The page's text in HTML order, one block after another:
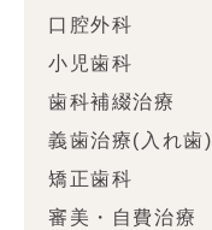
口腔外科
小児歯科
歯科補綴治療
義歯治療(入れ歯)
矯正歯科
審美・自費治療